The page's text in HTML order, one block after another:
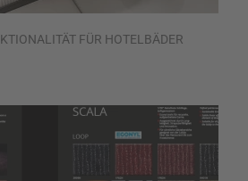
FÜR HOTELBÄDER